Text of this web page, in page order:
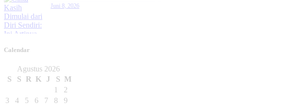
Juni 8, 2026
Calendar
Agustus 2026
S
S R K J S M
1
2
3
4 5 6 7 8
9